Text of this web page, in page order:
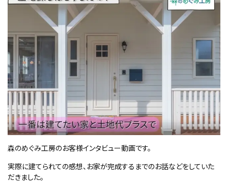
森のめぐみ工房のお客様インタビュー動画です。
実際に建てられての感想、お家が完成するまでのお話などをしていた
だきました。